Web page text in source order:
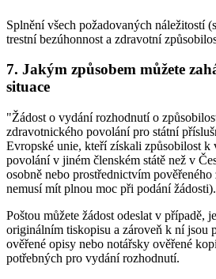
Splnění všech požadovaných náležitostí
trestní bezúhonnost a zdravotní
7. Jakým způsobem můžete
situace
"Žádost o vydání rozhodnutí o
zdravotnického povolání pro státní
Evropské unie, kteří získali způsobilost
povolání v jiném členském státě než v
osobně nebo prostřednictvím pověřeného
nemusí mít plnou moc při podání žádosti).
Poštou můžete žádost odeslat v případě,
originálním tiskopisu a zároveň k ní jsou
ověřené opisy nebo notářsky ověřené
potřebných pro vydání rozhodnutí.